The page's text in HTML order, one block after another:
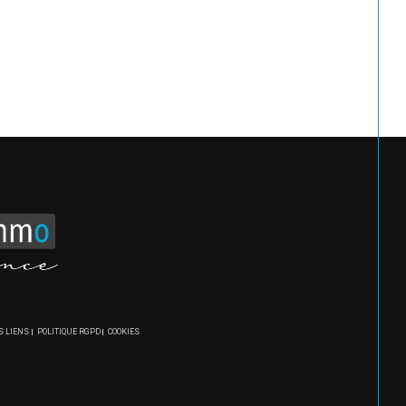
LIENS POLITIQUE RGPD COOKIES